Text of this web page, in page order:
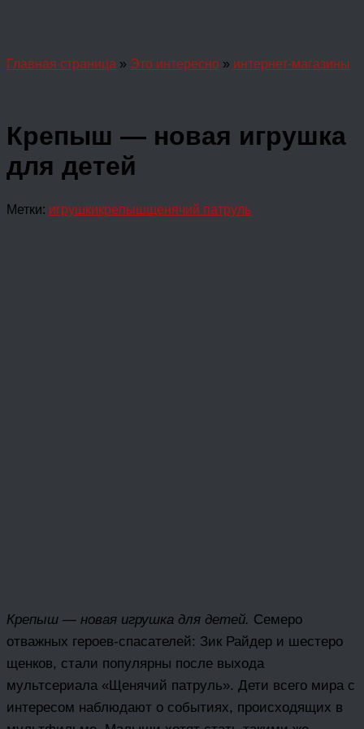
Главная страница » Это интересно » интернет-магазины
Крепыш — новая игрушка
для детей
Метки: игрушкикрепышщенячий патруль
Крепыш — новая игрушка для детей. Семеро
отважных героев-спасателей: Зик Райдер и шестеро
щенков, стали популярны после выхода
мультсериала «Щенячий патруль». Дети всего мира с
интересом наблюдают о событиях, происходящих в